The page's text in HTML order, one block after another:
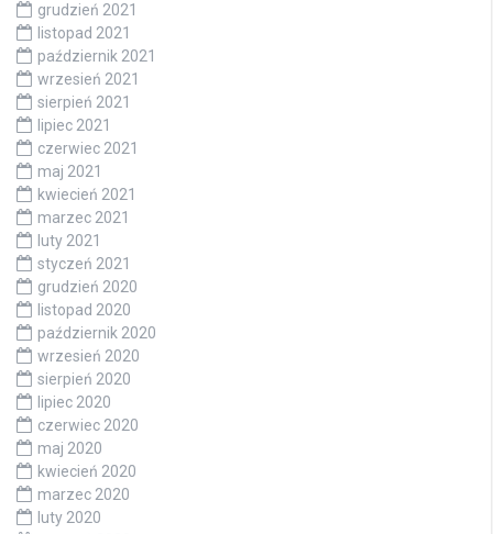
grudzień 2021
listopad 2021
październik 2021
wrzesień 2021
sierpień 2021
lipiec 2021
czerwiec 2021
maj 2021
kwiecień 2021
marzec 2021
luty 2021
styczeń 2021
grudzień 2020
listopad 2020
październik 2020
wrzesień 2020
sierpień 2020
lipiec 2020
czerwiec 2020
maj 2020
kwiecień 2020
marzec 2020
luty 2020